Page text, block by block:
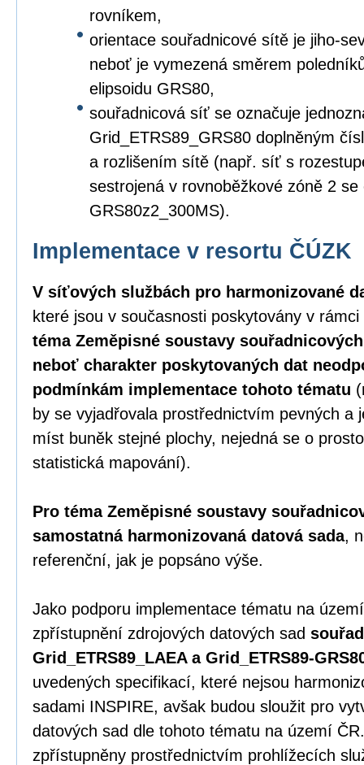
rovníkem,
orientace souřadnicové sítě je jiho-
neboť je vymezená směrem
elipsoidu GRS80,
souřadnicová síť se označuje
Grid_ETRS89_GRS80 doplněným
a rozlišením sítě (např. síť s
sestrojená v rovnoběžkové zóně 2
GRS80z2_300MS).
Implementace v resortu ČÚZK
V síťových službách pro harmonizované
které jsou v současnosti poskytovány v
téma Zeměpisné soustavy
neboť charakter poskytovaných dat
podmínkám implementace tohoto tématu
by se vyjadřovala prostřednictvím pevných a
míst buněk stejné plochy, nejedná se o
statistická mapování).
Pro téma Zeměpisné soustavy
samostatná harmonizovaná datová sada,
referenční, jak je popsáno výše.
Jako podporu implementace tématu na
zpřístupnění zdrojových datových sad
Grid_ETRS89_LAEA a Grid_ETRS89-
uvedených specifikací, které nejsou
sadami INSPIRE, avšak budou sloužit pro
datových sad dle tohoto tématu na území
zpřístupněny prostřednictvím prohlížecích